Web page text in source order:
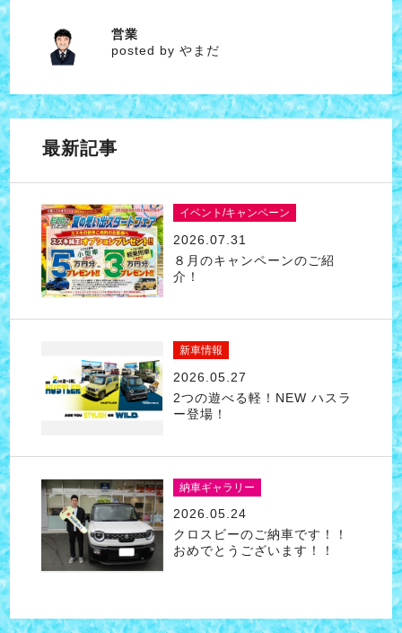
やまだ
営業
posted by やまだ
最新記事
イベント/キャンペーン
2026.07.31
８月のキャンペーンのご紹
介！
新車情報
2026.05.27
2つの遊べる軽！NEW ハスラ
ー登場！
納車ギャラリー
2026.05.24
クロスビーのご納車です！！
おめでとうございます！！